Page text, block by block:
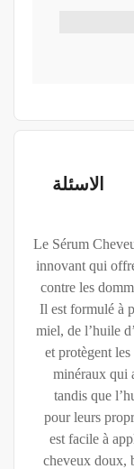
الاسئلة
Le Sérum
innovant qui
contre les
Il est formulé à
miel, de l’huile
et protègent
minéraux qui
tandis que
pour leurs
est facile à
cheveux doux,